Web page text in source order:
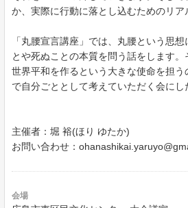
か、実際に行動に落とし込むためのリア
「丸腰宣言講座」では、丸腰という思
とや死ぬことの本質を問う話をします
世界平和を作るという大きな使命を担う
で自分ごととして考えていただく会にし
主催者：堀 裕(ほり ゆたか)
お問い合わせ：
会場